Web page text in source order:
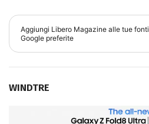
Aggiungi Libero Magazine alle tue fonti
Google preferite
WINDTRE